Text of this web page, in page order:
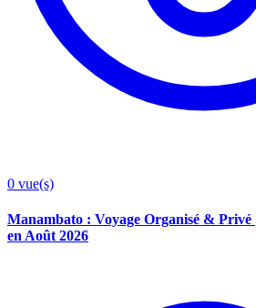
0 vue(s)
Manambato : Voyage Organisé &
en Août 2026